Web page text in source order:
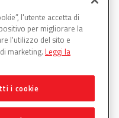
in
l'utente accetta di
per migliorare la
l'utilizzo del sito e
marketing. Leggi la
i cookie